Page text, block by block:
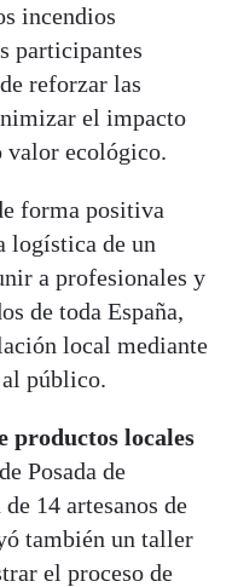
incendios
participantes
reforzar las
el impacto
valor ecológico.
forma positiva
logística de un
a profesionales y
de toda España,
local mediante
público.
productos locales
Posada de
14 artesanos de
también un taller
el proceso de